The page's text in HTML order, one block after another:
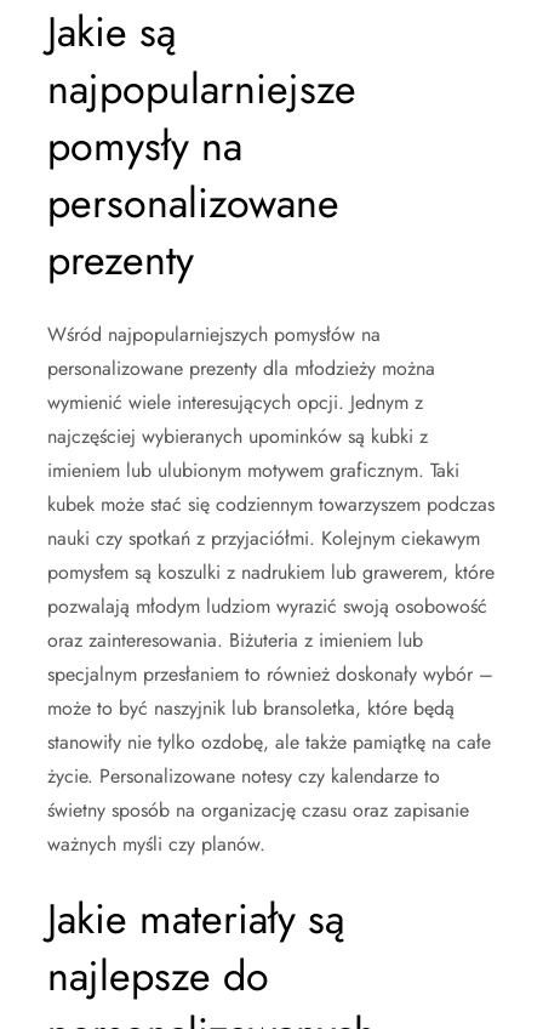
Jakie są
najpopularniejsze
pomysły na
personalizowane
prezenty
Wśród najpopularniejszych pomysłów na
personalizowane prezenty dla młodzieży można
wymienić wiele interesujących opcji. Jednym z
najczęściej wybieranych upominków są kubki z
imieniem lub ulubionym motywem graficznym. Taki
kubek może stać się codziennym towarzyszem podczas
nauki czy spotkań z przyjaciółmi. Kolejnym ciekawym
pomysłem są koszulki z nadrukiem lub grawerem, które
pozwalają młodym ludziom wyrazić swoją osobowość
oraz zainteresowania. Biżuteria z imieniem lub
specjalnym przesłaniem to również doskonały wybór –
może to być naszyjnik lub bransoletka, które będą
stanowiły nie tylko ozdobę, ale także pamiątkę na całe
życie. Personalizowane notesy czy kalendarze to
świetny sposób na organizację czasu oraz zapisanie
ważnych myśli czy planów.
Jakie materiały są
najlepsze do